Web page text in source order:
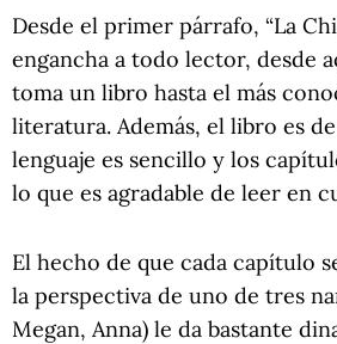
Desde el primer párrafo, “La
engancha a todo lector, desde
toma un libro hasta el más
literatura. Además, el libro es
lenguaje es sencillo y los
lo que es agradable de leer en
El hecho de que cada capítulo
la perspectiva de uno de tres
Megan, Anna) le da bastante